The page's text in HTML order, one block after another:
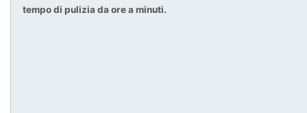
tempo di pulizia da ore a minuti.